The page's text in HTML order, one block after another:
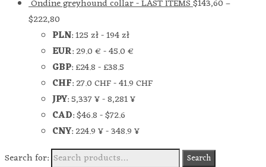
Ondine greyhound collar - LAST ITEMS$143,60–
$222,80
PLN:125 zł-194 zł
EUR:29.0 €-45.0 €
GBP:£24.8-£38.5
CHF:27.0 CHF-41.9 CHF
JPY:5,337 ¥-8,281 ¥
CAD:$46.8-$72.6
CNY:224.9 ¥-348.9 ¥
Search for:
Search